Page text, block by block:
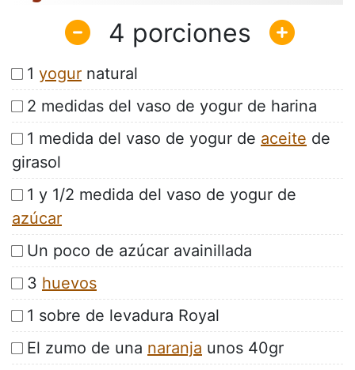
4
1 yogur natural
2 medidas del vaso de yogur de harina
1 medida del vaso de yogur de aceite de
girasol
1 y 1/2 medida del vaso de yogur de
azúcar
Un poco de azúcar avainillada
3 huevos
1 sobre de levadura Royal
El zumo de una naranja unos 40gr